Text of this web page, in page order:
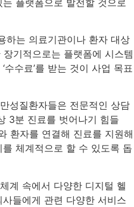
하는 의료기관이나 환자 대상
장기적으로는 플랫폼에 시스템
수료’를 받는 것이 사업 목표
성질환자들은 전문적인 상담
3분 진료를 벗어나기 힘들
환자를 연결해 진료를 지원해
체계적으로 할 수 있도록 돕
계 속에서 다양한 디지털 헬
들에게 관련 다양한 서비스